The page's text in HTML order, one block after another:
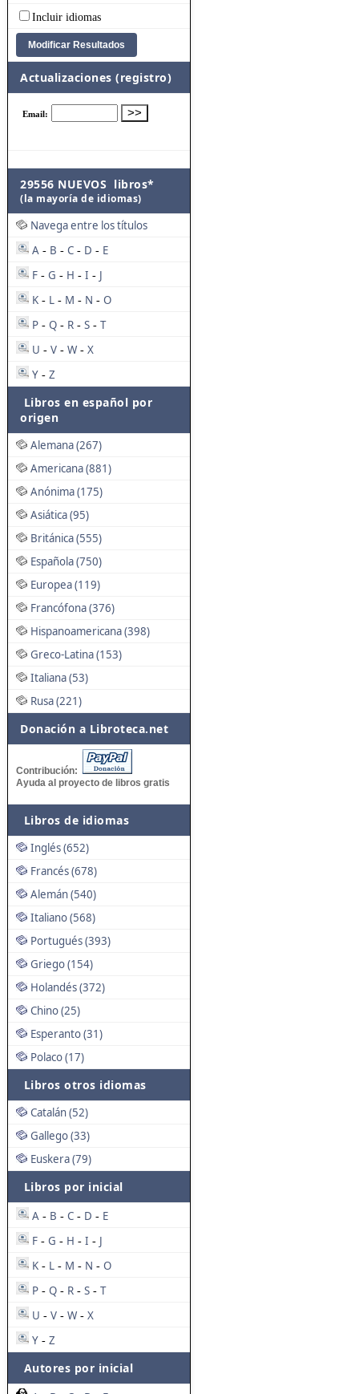
Incluir idiomas
Actualizaciones (registro)
29556 NUEVOS libros*
(la mayoría de idiomas)
Navega entre los títulos
A - B - C - D - E
F - G - H - I - J
K - L - M - N - O
P - Q - R - S - T
U - V - W - X
Y - Z
Libros en español por
origen
Alemana (267)
Americana (881)
Anónima (175)
Asiática (95)
Británica (555)
Española (750)
Europea (119)
Francófona (376)
Hispanoamericana (398)
Greco-Latina (153)
Italiana (53)
Rusa (221)
Donación a Libroteca.net
Contribución:
Ayuda al proyecto de libros gratis
Libros de idiomas
Inglés (652)
Francés (678)
Alemán (540)
Italiano (568)
Portugués (393)
Griego (154)
Holandés (372)
Chino (25)
Esperanto (31)
Polaco (17)
Libros otros idiomas
Catalán (52)
Gallego (33)
Euskera (79)
Libros por inicial
A - B - C - D - E
F - G - H - I - J
K - L - M - N - O
P - Q - R - S - T
U - V - W - X
Y - Z
Autores por inicial